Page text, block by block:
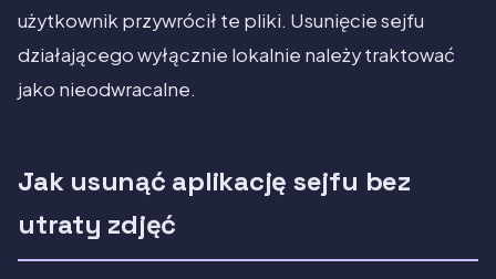
użytkownik przywrócił te pliki. Usunięcie sejfu
działającego wyłącznie lokalnie należy traktować
jako nieodwracalne.
Jak usunąć aplikację sejfu bez
utraty zdjęć